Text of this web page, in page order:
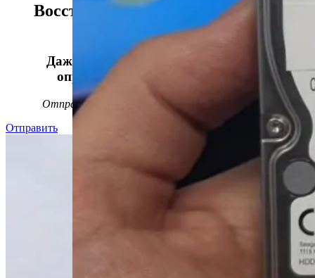
Восстанавливаем данные в 98%
случаев!
Даже, если носитель информации не
определяется, стучит или пищит.
Отправьте заявку на бесплатную
Отправить